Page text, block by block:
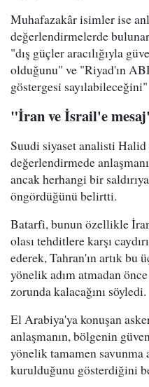
Muhafazakâr isimler ise
değerlendirmelerde
"dış güçler aracılığıyla
olduğunu" ve "Riyad'ın
göstergesi
"İran ve İsrail'e
Suudi siyaset analisti
değerlendirmede
ancak herhangi bir
öngördüğünü belirtti.
Batarfi, bunun özellikle
olası tehditlere karşı
ederek, Tahran'ın artık bu
yönelik adım atmadan
zorunda kalacağını söyledi.
El Arabiya'ya konuşan
anlaşmanın, bölgenin
yönelik tamamen savunma
kurulduğunu gösterdiğini